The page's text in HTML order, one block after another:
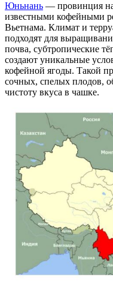
Юньнань — провинция
известными кофейными
Вьетнама. Климат и
подходят для
почва, субтропические
создают уникальные
кофейной ягоды. Такой
сочных, спелых плодов,
чистоту вкуса в чашке.